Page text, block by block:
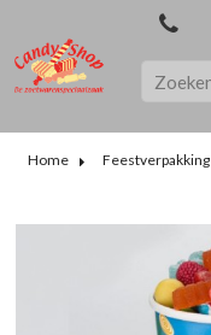
Home Feestverpakking